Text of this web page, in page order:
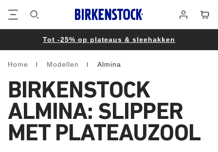
Tot -25% op plateaus & sleehakken
Homepage
Home Modellen Almina
BIRKENSTOCK
ALMINA: SLIPPER
MET PLATEAUZOOL